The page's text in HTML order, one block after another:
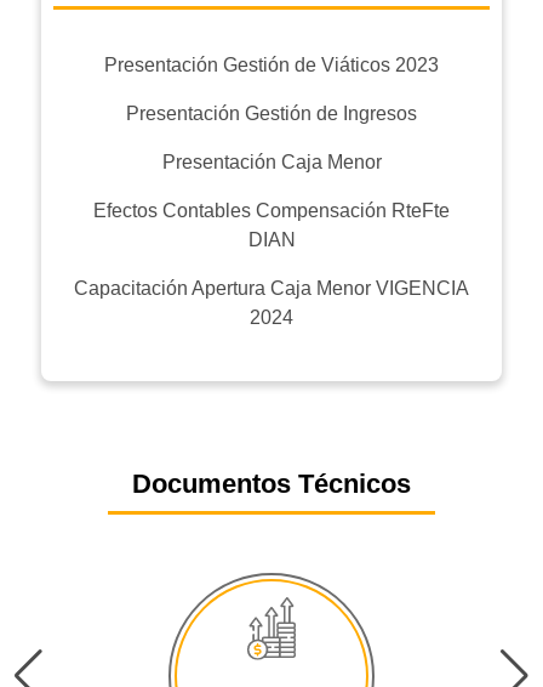
Presentación Gestión de Viáticos 2023
Presentación Gestión de Ingresos
Presentación Caja Menor
Efectos Contables Compensación RteFte
DIAN
Capacitación Apertura Caja Menor VIGENCIA
2024
Documentos Técnicos